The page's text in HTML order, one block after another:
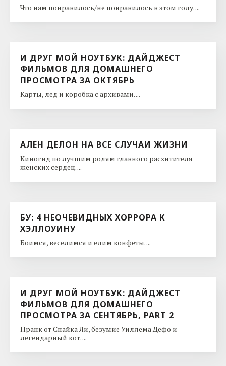
Что нам понравилось/не понравилось в этом году. ...
И ДРУГ МОЙ НОУТБУК: ДАЙДЖЕСТ
ФИЛЬМОВ ДЛЯ ДОМАШНЕГО
ПРОСМОТРА ЗА ОКТЯБРЬ
Карты, лед и коробка с архивами. ...
АЛЕН ДЕЛОН НА ВСЕ СЛУЧАИ ЖИЗНИ
Киногид по лучшим ролям главного расхитителя
женских сердец. ...
БУ: 4 НЕОЧЕВИДНЫХ ХОРРОРА К
ХЭЛЛОУИНУ
Боимся, веселимся и едим конфеты. ...
И ДРУГ МОЙ НОУТБУК: ДАЙДЖЕСТ
ФИЛЬМОВ ДЛЯ ДОМАШНЕГО
ПРОСМОТРА ЗА СЕНТЯБРЬ, PART 2
Пранк от Спайка Ли, безумие Уиллема Дефо и
легендарный кот. ...